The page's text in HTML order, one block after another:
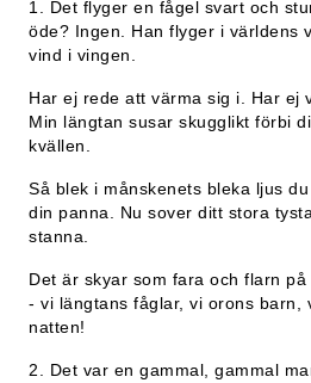
1. Det flyger en fågel svart och
öde? Ingen. Han flyger i världens
vind i vingen.
Har ej rede att värma sig i. Har ej
Min längtan susar skugglikt förbi
kvällen.
Så blek i månskenets bleka ljus
din panna. Nu sover ditt stora
stanna.
Det är skyar som fara och flarn
- vi längtans fåglar, vi orons barn,
natten!
2. Det var en gammal, gammal